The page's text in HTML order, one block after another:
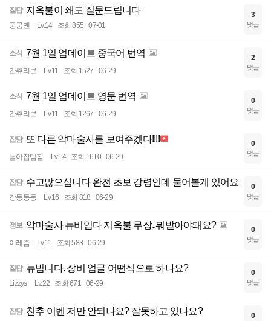
질답 지옥불이 쇄도 질문드립니다
궁굼맨 Lv.14 조회 855 07-01
3
댓글
소식 7월 1일 업데이트 중국어 번역
칸츄리콘 Lv.11 조회 1527 06-29
2
댓글
소식 7월 1일 업데이트 영문 번역
칸츄리콘 Lv.11 조회 1267 06-29
0
댓글
잡담 또 다른 악마술사를 보여주겠다!!!!
님아잡탬점 Lv.14 조회 1610 06-29
0
댓글
잡담 수고많으십니다 완전 초보 강령인데 물어볼게 있어요
강동동동 Lv.16 조회 818 06-29
0
댓글
정보 악마술사 뉴비임다 지옥불 무장..뭐받아야돼요?
이레즘 Lv.11 조회 583 06-29
0
댓글
질답 뉴빕니다. 장비 업글 어떤식으로 하나요?
Lizzys Lv.22 조회 671 06-29
0
댓글
잡담 친추 이벤 저만 안되나요? 잘못하고 있나요? 0